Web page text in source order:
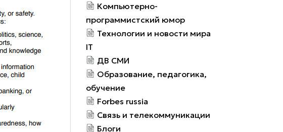
Компьютерно-
программистский юмор
Технологии и новости мира
IT
ДВ СМИ
Образование, педагогика,
обучение
Forbes russia
Связь и телекоммуникации
Блоги